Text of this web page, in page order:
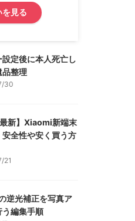
を見る
定後に本人死亡し
品整理
30
新】Xiaomi新端末
安全性や安く買う方
21
逆光補正を写真ア
う編集手順